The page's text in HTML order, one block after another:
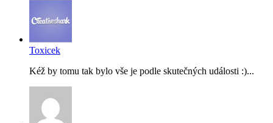
Toxicek
Kéž by tomu tak bylo vše je podle skutečných události :)...